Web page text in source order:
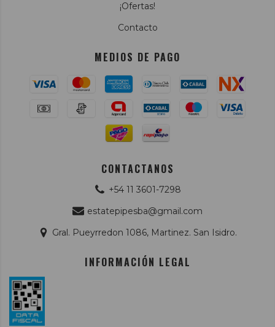
¡Ofertas!
Contacto
MEDIOS DE PAGO
CONTACTANOS
+54 11 3601-7298
estatepipesba@gmail.com
Gral. Pueyrredon 1086, Martinez. San Isidro.
INFORMACIÓN LEGAL